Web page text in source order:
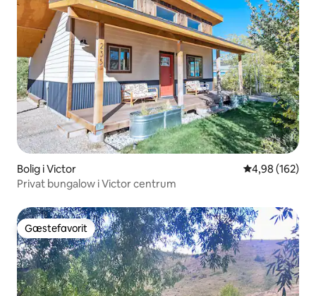
Bolig i Victor 4,98 ud af 5 i
4,98 (162)
Privat bungalow i Victor centrum
Gæstefavorit
Gæstefavorit